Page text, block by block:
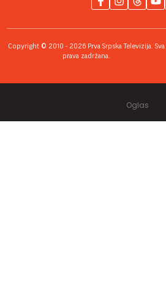
Copyright © 2010 - 2026 Prva Srpska Televizija. Sva
prava zadržana.